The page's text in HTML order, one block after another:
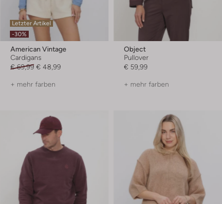
Letzter Artikel
-30%
American Vintage
Cardigans
€ 69,99 € 48,99
+ mehr farben
Object
Pullover
€ 59,99
+ mehr farben